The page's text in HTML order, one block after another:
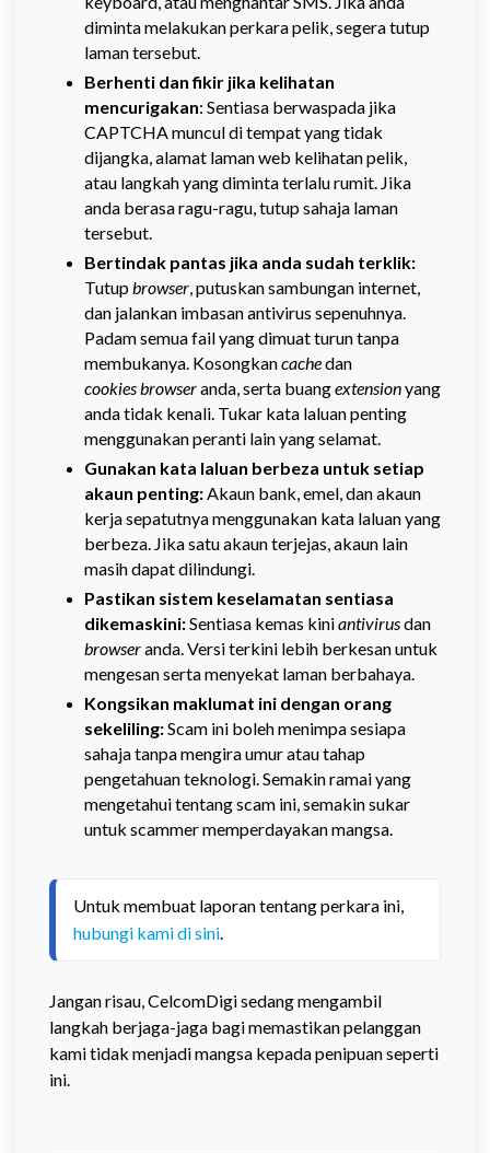
diminta melakukan perkara pelik, segera tutup
laman tersebut.
Berhenti dan fikir jika kelihatan
mencurigakan: Sentiasa berwaspada jika
CAPTCHA muncul di tempat yang tidak
dijangka, alamat laman web kelihatan pelik,
atau langkah yang diminta terlalu rumit. Jika
anda berasa ragu-ragu, tutup sahaja laman
tersebut.
Bertindak pantas jika anda sudah terklik:
Tutupbrowser, putuskan sambungan internet,
dan jalankan imbasan antivirus sepenuhnya.
Padam semua fail yang dimuat turun tanpa
membukanya. Kosongkancachedan
cookiesbrowseranda, serta buangextensionyang
anda tidak kenali. Tukar kata laluan penting
menggunakan peranti lain yang selamat.
Gunakan kata laluan berbeza untuk setiap
akaun penting:Akaun bank, emel, dan akaun
kerja sepatutnya menggunakan kata laluan yang
berbeza. Jika satu akaun terjejas, akaun lain
masih dapat dilindungi.
Pastikan sistem keselamatan sentiasa
dikemaskini:Sentiasa kemas kiniantivirusdan
browseranda. Versi terkini lebih berkesan untuk
mengesan serta menyekat laman berbahaya.
Kongsikan maklumat ini dengan orang
sekeliling:Scam ini boleh menimpa sesiapa
sahaja tanpa mengira umur atau tahap
pengetahuan teknologi. Semakin ramai yang
mengetahui tentang scam ini, semakin sukar
untuk scammer memperdayakan mangsa.
hubungi kami di sini.
Jangan risau, CelcomDigi sedang mengambil
langkah berjaga-jaga bagi memastikan pelanggan
kami tidak menjadi mangsa kepada penipuan seperti
ini.